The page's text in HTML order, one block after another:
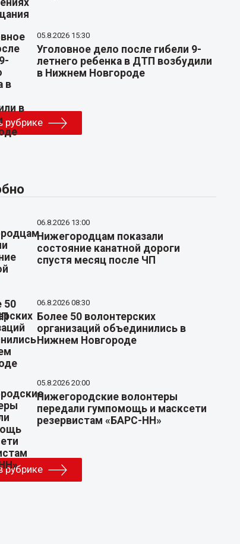
05.8.2026 15:30
Уголовное дело после гибели 9-
летнего ребенка в ДТП возбудили
в Нижнем Новгороде
рубрике
06.8.2026 13:00
Нижегородцам показали
состояние канатной дороги
спустя месяц после ЧП
06.8.2026 08:30
Более 50 волонтерских
организаций объединились в
Нижнем Новгороде
05.8.2026 20:00
Нижегородские волонтеры
передали гумпомощь и масксети
резервистам «БАРС-НН»
рубрике